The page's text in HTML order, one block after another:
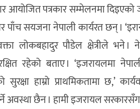
आयोजित पत्रकार सम्मेलनमा
सयजना नेपाली कार्यरत छन् ।
लोकबहादुर पौडेल क्षेत्रीले
रहेको बताए । ‘इजरायलमा
सुरक्षा हाम्रो प्राथमिकतामा छ,’
अवस्था छैन । हामी इजरायल सरकारसँग